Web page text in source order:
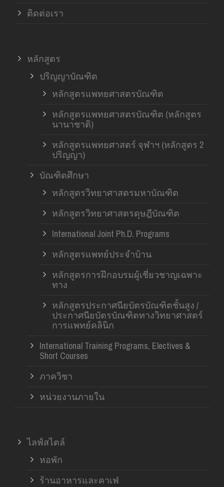
ติดต่อเรา
หลักสูตร
ปริญญาบัณฑิต
หลักสูตรแพทยศาสตรบัณฑิต
หลักสูตรแพทยศาสตรบัณฑิต (หลักสูตร
นานาชาติ)
หลักสูตรแพทยศาสตร์ จุฬาฯ (หลักสูตร 2
ปริญญา)
บัณฑิตศึกษา
หลักสูตรวิทยาศาสตรมหาบัณฑิต
หลักสูตรวิทยาศาสตรดุษฎีบัณฑิต
International Joint Ph.D. Programs
หลักสูตรแพทย์ประจำบ้าน
หลักสูตรการฝึกอบรมผู้เชี่ยวชาญเฉพาะ
ทาง
หลักสูตรประกาศนียบัตรบัณฑิตชั้นสูง /
ประกาศนียบัตรบัณฑิตทางวิทยาศาสตร์
การแพทย์คลินิก
International Training Programs, Electives &
Short Courses
ภาควิชา
หน่วยงานภายใน
ไลฟ์สไตล์
หอพัก
ร้านอาหารและคาเฟ่